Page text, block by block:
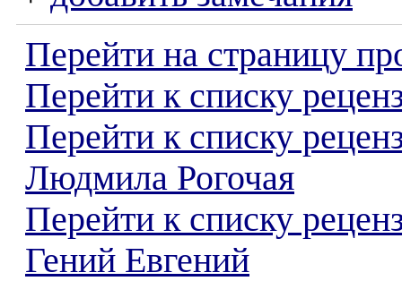
Перейти на страницу
Перейти к списку
Перейти к списку
Людмила Рогочая
Перейти к списку
Гений Евгений